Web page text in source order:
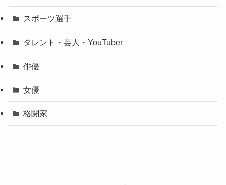
スポーツ選手
タレント・芸人・YouTuber
俳優
女優
格闘家